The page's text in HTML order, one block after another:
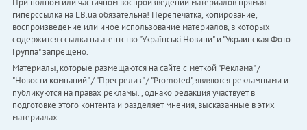
При полном или частичном воспроизведении материалов прямая
гиперссылка на LB.ua обязательна! Перепечатка, копирование,
воспроизведение или иное использование материалов, в которых
содержится ссылка на агентство "Українськi Новини" и "Украинская Фото
Группа" запрещено.
Материалы, которые размещаются на сайте с меткой "Реклама" /
"Новости компаний" / "Пресрелиз" / "Promoted", являются рекламными и
публикуются на правах рекламы. , однако редакция участвует в
подготовке этого контента и разделяет мнения, высказанные в этих
материалах.